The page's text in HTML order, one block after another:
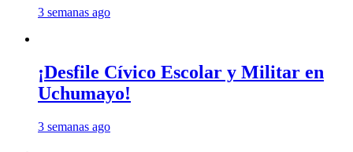
3 semanas ago
¡Desfile Cívico Escolar y Militar en
Uchumayo!
3 semanas ago